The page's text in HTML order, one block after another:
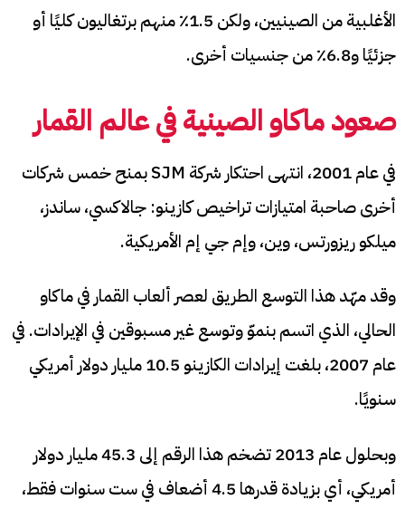
الأغلبية من الصينيين، ولكن 1.5٪ منهم برتغاليون كليًا أو
جزئيًا و6.8٪ من جنسيات أخرى.
صعود ماكاو الصينية في عالم القمار
في عام 2001، انتهى احتكار شركة SJM بمنح خمس شركات
أخرى صاحبة امتيازات تراخيص كازينو: جالاكسي، ساندز،
ميلكو ريزورتس، وين، وإم جي إم الأمريكية.
وقد مهّد هذا التوسع الطريق لعصر ألعاب القمار في ماكاو
الحالي، الذي اتسم بنموّ وتوسع غير مسبوقين في الإيرادات. في
عام 2007، بلغت إيرادات الكازينو 10.5 مليار دولار أمريكي
سنويًا.
وبحلول عام 2013 تضخم هذا الرقم إلى 45.3 مليار دولار
أمريكي، أي بزيادة قدرها 4.5 أضعاف في ست سنوات فقط،